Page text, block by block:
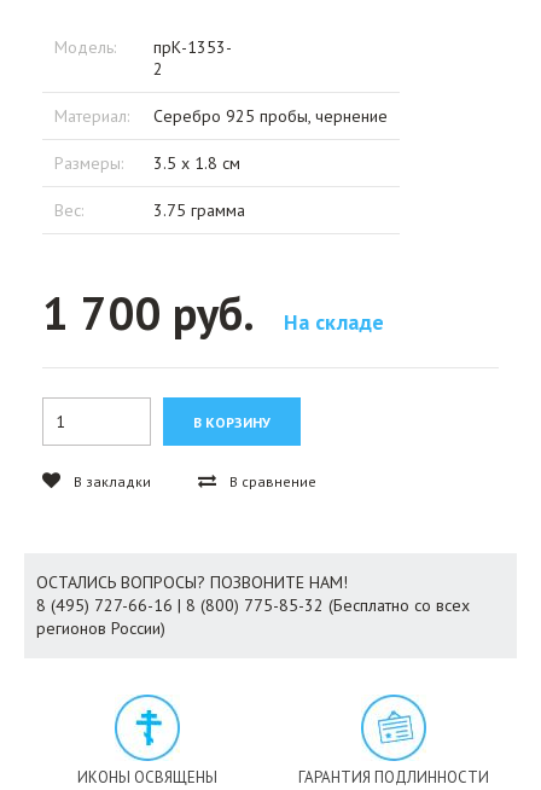
Модель:
прК-1353-
2
Материал: Серебро 925 пробы, чернение
Размеры: 3.5 x 1.8 см
Вес: 3.75 грамма
1 700 руб. На складе
В закладки В сравнение
ОСТАЛИСЬ ВОПРОСЫ? ПОЗВОНИТЕ НАМ!
8 (495) 727-66-16 | 8 (800) 775-85-32 (Бесплатно со всех
регионов России)
ИКОНЫ ОСВЯЩЕНЫ ГАРАНТИЯ ПОДЛИННОСТИ